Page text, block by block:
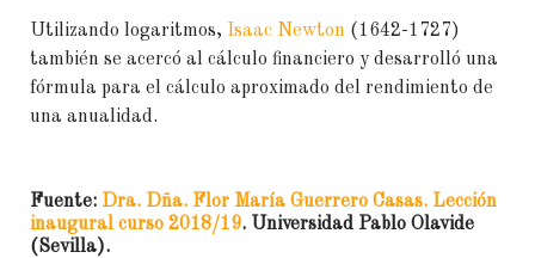
Utilizando logaritmos, Isaac Newton (1642-1727)
también se acercó al cálculo financiero y desarrolló una
fórmula para el cálculo aproximado del rendimiento de
una anualidad.
Fuente: Dra. Dña. Flor María Guerrero Casas. Lección
inaugural curso 2018/19. Universidad Pablo Olavide
(Sevilla).